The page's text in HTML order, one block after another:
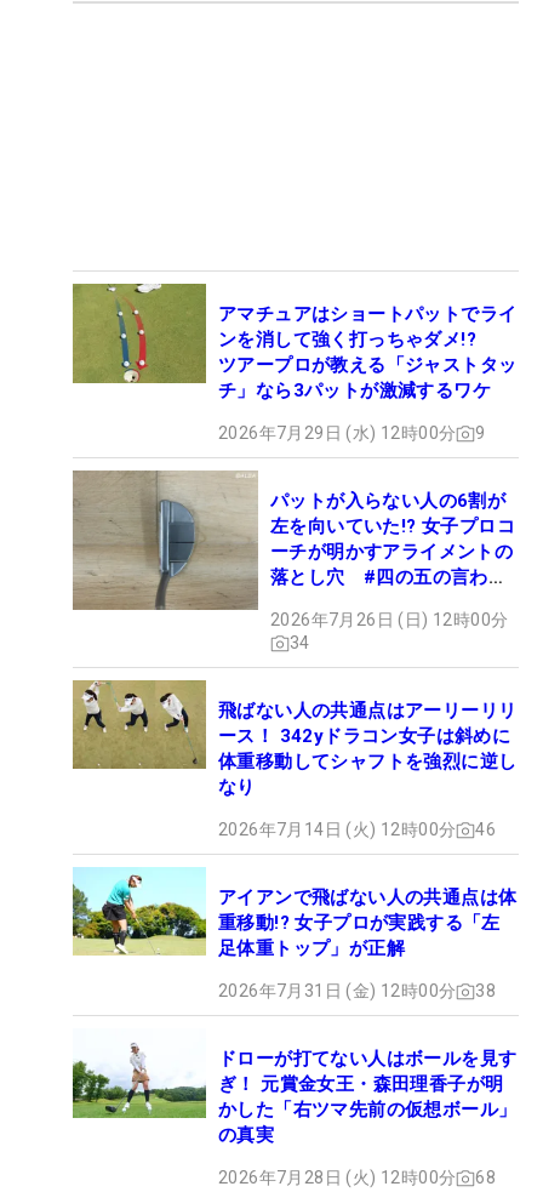
アマチュアはショートパットでライ
ンを消して強く打っちゃダメ!?
ツアープロが教える「ジャストタッ
チ」なら3パットが激減するワケ
2026年7月29日 (水) 12時00分 9
パットが入らない人の6割が
左を向いていた!? 女子プロコ
ーチが明かすアライメントの
落とし穴 #四の五の言わず
2026年7月26日 (日) 12時00分
34
飛ばない人の共通点はアーリーリリ
ース！ 342yドラコン女子は斜めに
体重移動してシャフトを強烈に逆し
なり
2026年7月14日 (火) 12時00分 46
アイアンで飛ばない人の共通点は体
重移動!? 女子プロが実践する「左
足体重トップ」が正解
2026年7月31日 (金) 12時00分 38
ドローが打てない人はボールを見す
ぎ！ 元賞金女王・森田理香子が明
かした「右ツマ先前の仮想ボール」
の真実
2026年7月28日 (火) 12時00分 68